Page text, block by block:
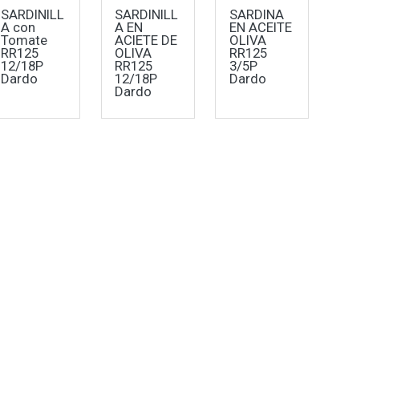
SARDINILL
A con
Tomate
RR125
12/18P
Dardo
SARDINILL
A EN
ACIETE DE
OLIVA
RR125
12/18P
Dardo
SARDINA
EN ACEITE
OLIVA
RR125
3/5P
Dardo